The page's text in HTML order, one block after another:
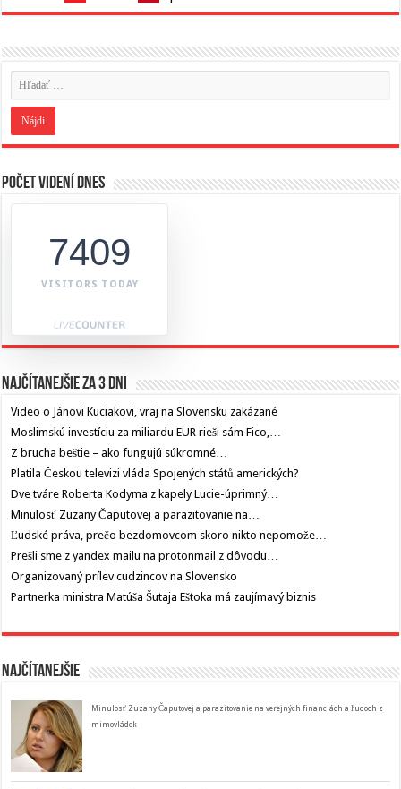
Počet videní dnes
7409
VISITORS TODAY
Najčítanejšie za 3 dni
Video o Jánovi Kuciakovi, vraj na Slovensku zakázané
Moslimskú investíciu za miliardu EUR rieši sám Fico,…
Z brucha beštie – ako fungujú súkromné…
Platila Českou televizi vláda Spojených států amerických?
Dve tváre Roberta Kodyma z kapely Lucie-úprimný…
Minulosť Zuzany Čaputovej a parazitovanie na…
Ľudské práva, prečo bezdomovcom skoro nikto nepomože…
Prešli sme z yandex mailu na protonmail z dôvodu…
Organizovaný prílev cudzincov na Slovensko
Partnerka ministra Matúša Šutaja Eštoka má zaujímavý biznis
Najčítanejšie
Minulosť Zuzany Čaputovej a parazitovanie na verejných financiách a ľudoch z
mimovládok